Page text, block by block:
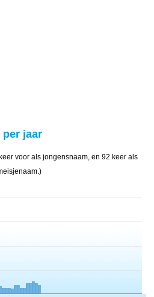
jaar
voor als jongensnaam, en 92 keer als